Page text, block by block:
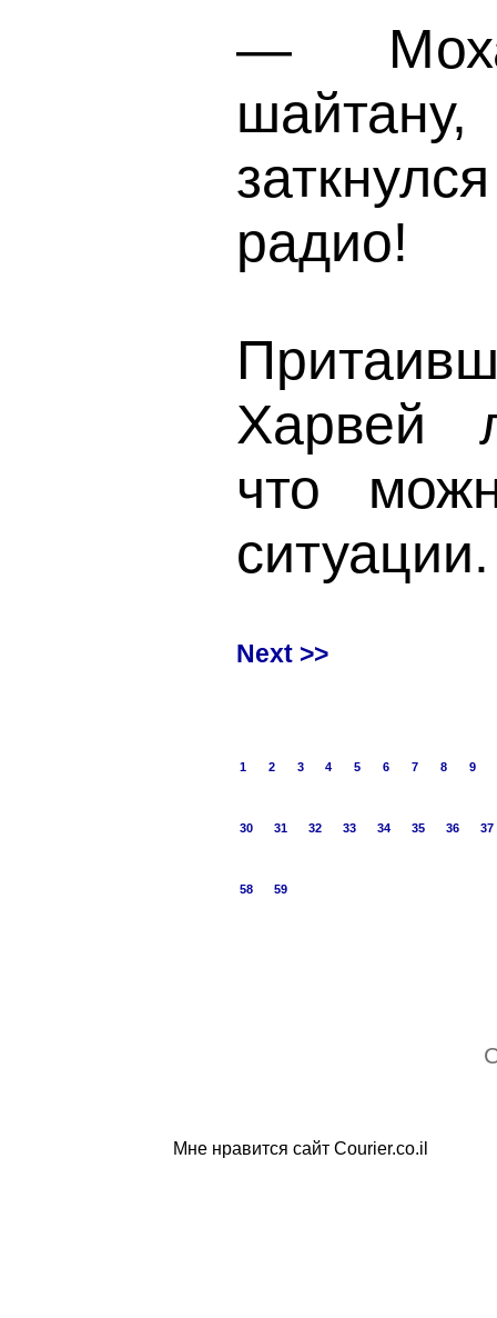
—
радио!
Харвей
что
ситуации.
Next >>
1 2 3 4 5 6 7 8 9
30 31 32 33 34 35 36 37
58 59
Мне нравится сайт Courier.co.il